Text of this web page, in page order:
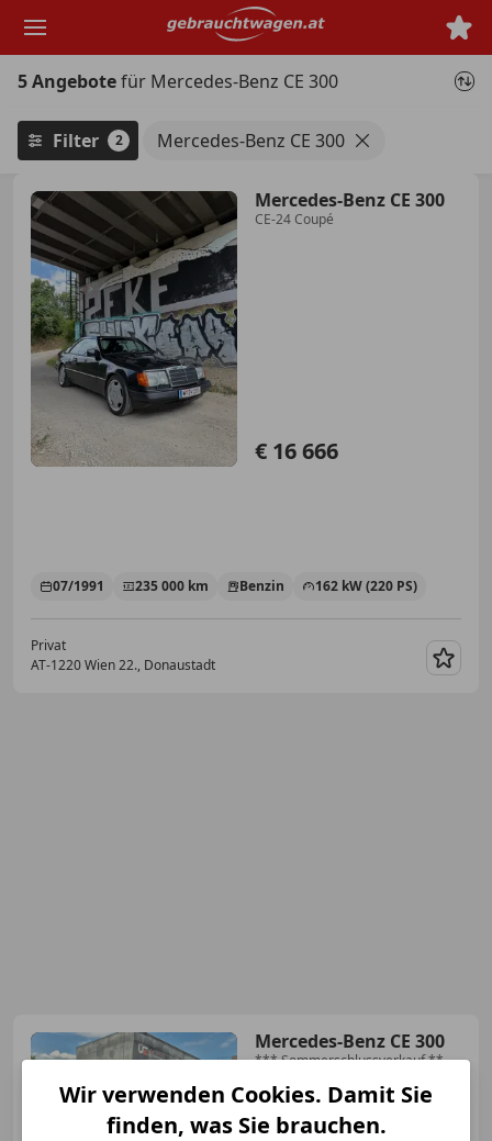
Hauptinhalt
5 Angebotefür Mercedes-Benz CE 300
Filter 2 Mercedes-Benz CE 300
Mercedes-Benz CE 300
CE-24 Coupé
€ 16 666
07/1991 235 000 km Benzin 162 kW (220 PS)
Privat
AT-1220 Wien 22., Donaustadt
Mercedes-Benz CE 300
*** Sommerschlussverkauf ***
Wir verwenden Cookies. Damit Sie
finden, was Sie brauchen.